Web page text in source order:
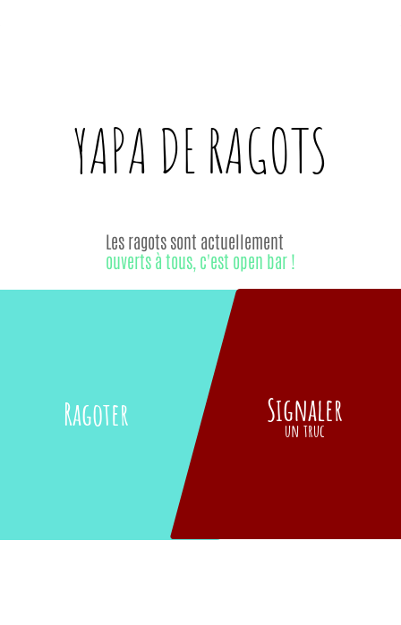
YAPA DE RAGOTS
Ragoter
Les ragots sont actuellement
ouverts à tous, c'est open bar !
Signaler
un truc